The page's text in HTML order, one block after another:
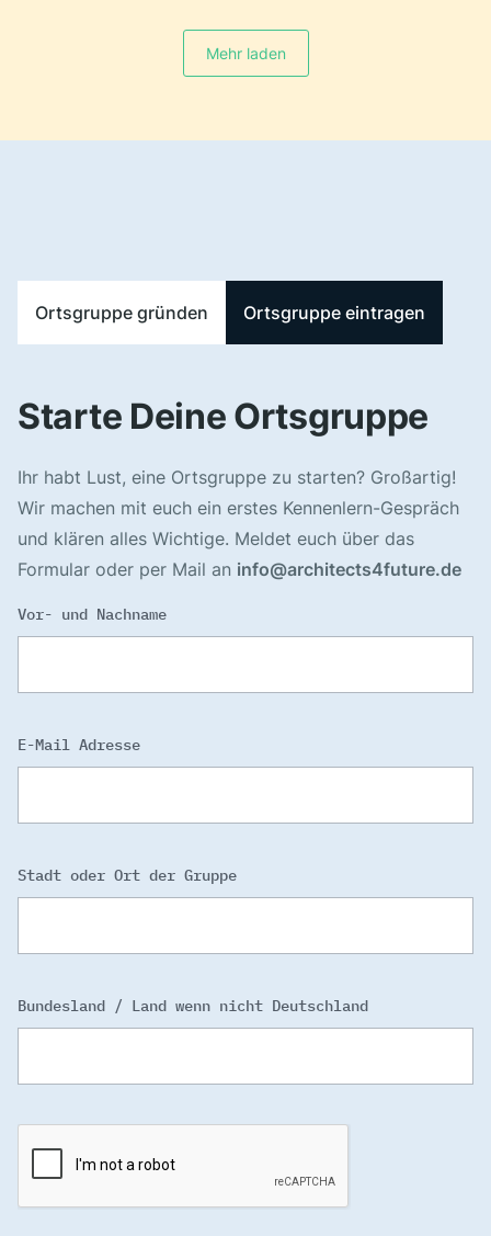
Mehr laden
Ortsgruppe gründen Ortsgruppe eintragen
Starte Deine Ortsgruppe
Ihr habt Lust, eine Ortsgruppe zu starten? Großartig!
Wir machen mit euch ein erstes Kennenlern-Gespräch
und klären alles Wichtige. Meldet euch über das
Formular oder per Mail an info@architects4future.de
Vor- und Nachname
E-Mail Adresse
Stadt oder Ort der Gruppe
Bundesland / Land wenn nicht Deutschland